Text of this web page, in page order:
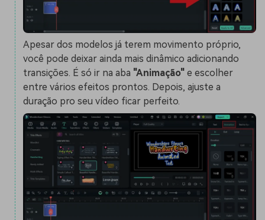
Apesar dos modelos já terem movimento próprio,
você pode deixar ainda mais dinâmico adicionando
transições. É só ir na aba "Animação" e escolher
entre vários efeitos prontos. Depois, ajuste a
duração pro seu vídeo ficar perfeito.